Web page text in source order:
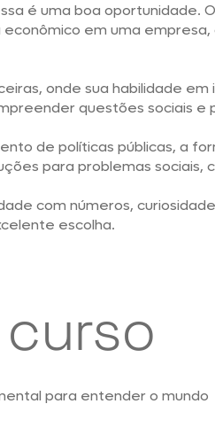
é uma boa oportunidade.
em uma
onde sua habilidade
questões sociais e
de políticas públicas, a
para problemas sociais,
com números,
escolha.
para entender o mundo